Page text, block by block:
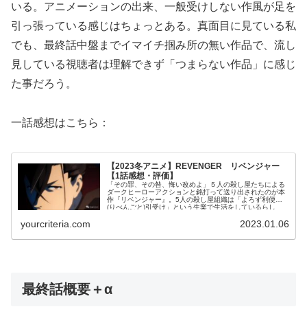
いる。アニメーションの出来、一般受けしない作風が足を
引っ張っている感じはちょっとある。真面目に見ている私
でも、最終話中盤までイマイチ掴み所の無い作品で、流し
見している視聴者は理解できず「つまらない作品」に感じ
た事だろう。
一話感想はこちら：
【2023冬アニメ】REVENGER リベンジャー
【1話感想・評価】
「その罪、その咎、悔い改めよ」５人の殺し屋たちによる
ダークヒーローアクションと銘打って送り出されたのが本
作『リベンジャー』。5人の殺し屋組織は「よろず利便事
(りべんごと)引受け」という生業で生活をしているらし
てのリベンジと利便事をかけて利便事er（リベンジャー）
ゃないのか？
yourcriteria.com 2023.01.06
最終話概要＋α